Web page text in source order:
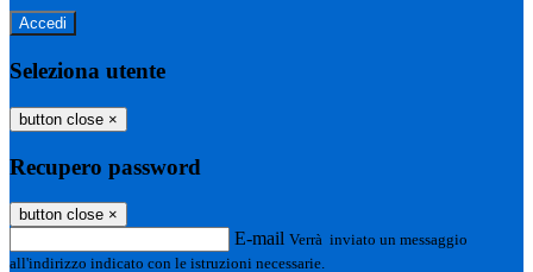
Seleziona utente
button close ×
Recupero password
button close ×
E-mail Verrà inviato un messaggio
all'indirizzo indicato con le istruzioni necessarie.